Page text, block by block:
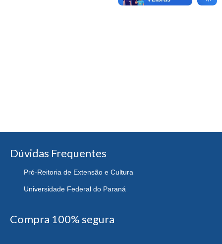
Dúvidas Frequentes
Pró-Reitoria de Extensão e Cultura
Universidade Federal do Paraná
Compra 100% segura